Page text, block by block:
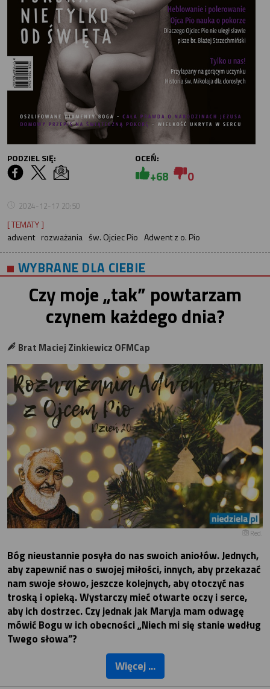
PODZIEL SIĘ: OCEŃ:
+68 0
2024-12-17 20:50
[ TEMATY ]
adwent rozważania św. Ojciec Pio Adwent z o. Pio
WYBRANE DLA CIEBIE
Czy moje „tak” powtarzam
czynem każdego dnia?
Brat Maciej Zinkiewicz OFMCap
Red.
Bóg nieustannie posyła do nas swoich aniołów. Jednych,
aby zapewnić nas o swojej miłości, innych, aby przekazać
nam swoje słowo, jeszcze kolejnych, aby otoczyć nas
troską i opieką. Wystarczy mieć otwarte oczy i serce,
aby ich dostrzec. Czy jednak jak Maryja mam odwagę
mówić Bogu w ich obecności „Niech mi się stanie według
Twego słowa”?
Więcej ...